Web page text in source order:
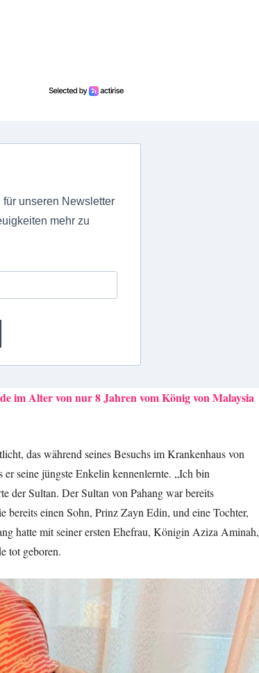
für unseren Newsletter
mehr zu
im Alter von nur 8 Jahren vom König von Malaysia
das während seines Besuchs im Krankenhaus von
seine jüngste Enkelin kennenlernte. „Ich bin
der Sultan. Der Sultan von Pahang war bereits
bereits einen Sohn, Prinz Zayn Edin, und eine Tochter,
hatte mit seiner ersten Ehefrau, Königin Aziza Aminah,
tot geboren.